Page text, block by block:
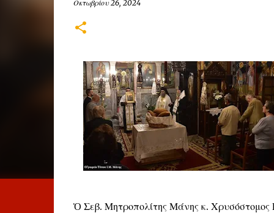
Οκτωβρίου 26, 2024
Ὁ Σεβ. Μητροπολίτης Μάνης κ. Χρυσόστομος